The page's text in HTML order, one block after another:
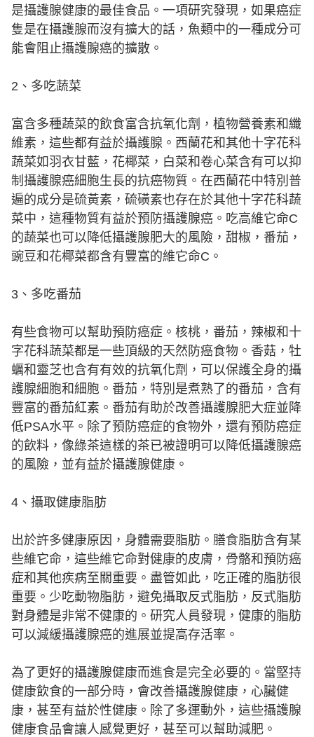
是攝護腺健康的最佳食品。一項研究發現，如果癌症
隻是在攝護腺而沒有擴大的話，魚類中的一種成分可
能會阻止攝護腺癌的擴散。
2、多吃蔬菜
富含多種蔬菜的飲食富含抗氧化劑，植物營養素和纖
維素，這些都有益於攝護腺。西蘭花和其他十字花科
蔬菜如羽衣甘藍，花椰菜，白菜和卷心菜含有可以抑
制攝護腺癌細胞生長的抗癌物質。在西蘭花中特別普
遍的成分是硫黃素，硫磺素也存在於其他十字花科蔬
菜中，這種物質有益於預防攝護腺癌。吃高維它命C
的蔬菜也可以降低攝護腺肥大的風險，甜椒，番茄，
豌豆和花椰菜都含有豐富的維它命C。
3、多吃番茄
有些食物可以幫助預防癌症。核桃，番茄，辣椒和十
字花科蔬菜都是一些頂級的天然防癌食物。香菇，牡
蠣和靈芝也含有有效的抗氧化劑，可以保護全身的攝
護腺細胞和細胞。番茄，特別是煮熟了的番茄，含有
豐富的番茄紅素。番茄有助於改善攝護腺肥大症並降
低PSA水平。除了預防癌症的食物外，還有預防癌症
的飲料，像綠茶這樣的茶已被證明可以降低攝護腺癌
的風險，並有益於攝護腺健康。
4、攝取健康脂肪
出於許多健康原因，身體需要脂肪。膳食脂肪含有某
些維它命，這些維它命對健康的皮膚，骨骼和預防癌
症和其他疾病至關重要。盡管如此，吃正確的脂肪很
重要。少吃動物脂肪，避免攝取反式脂肪，反式脂肪
對身體是非常不健康的。研究人員發現，健康的脂肪
可以減緩攝護腺癌的進展並提高存活率。
為了更好的攝護腺健康而進食是完全必要的。當堅持
健康飲食的一部分時，會改善攝護腺健康，心臟健
康，甚至有益於性健康。除了多運動外，這些攝護腺
健康食品會讓人感覺更好，甚至可以幫助減肥。